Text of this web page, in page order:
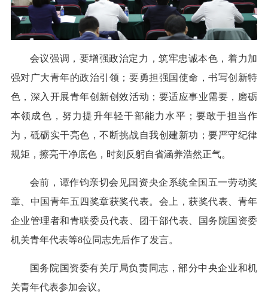
会议强调，要增强政治定力，筑牢忠诚本色，着力加
强对广大青年的政治引领；要勇担强国使命，书写创新特
色，深入开展青年创新创效活动；要适应事业需要，磨砺
本领成色，努力提升年轻干部能力水平；要敢于担当作
为，砥砺实干亮色，不断挑战自我创建新功；要严守纪律
规矩，擦亮干净底色，时刻反躬自省涵养浩然正气。
会前，谭作钧亲切会见国资央企系统全国五一劳动奖
章、中国青年五四奖章获奖代表。会上，获奖代表、青年
企业管理者和青联委员代表、团干部代表、国务院国资委
机关青年代表等8位同志先后作了发言。
国务院国资委有关厅局负责同志，部分中央企业和机
关青年代表参加会议。